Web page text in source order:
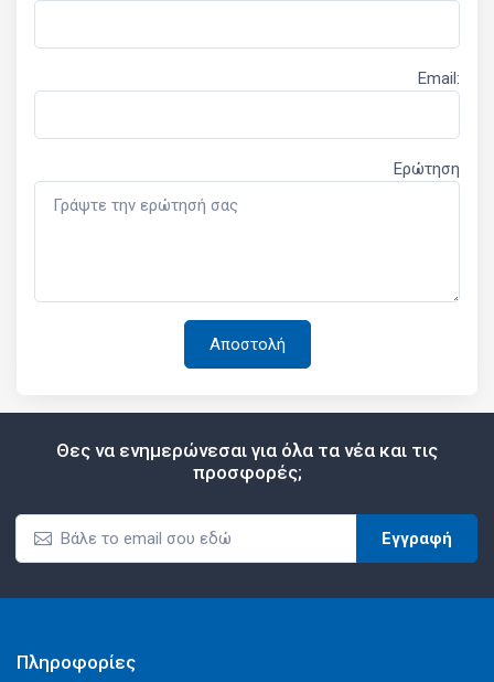
Email:
Ερώτηση
Θες να ενημερώνεσαι για όλα τα νέα και τις
προσφορές;
Εγγραφή
Πληροφορίες